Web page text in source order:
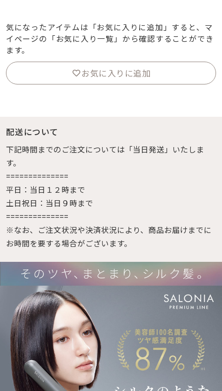
気になったアイテムは「お気に入りに追加」すると、マ
イページの「お気に入り一覧」から確認することができ
ます。
お気に入りに追加
配送について
下記時間までのご注文については「当日発送」いたしま
す。
==============
平日：当日１２時まで
土日祝日：当日９時まで
==============
※なお、ご注文状況や決済状況により、商品お届けまでに
お時間を要する場合がございます。